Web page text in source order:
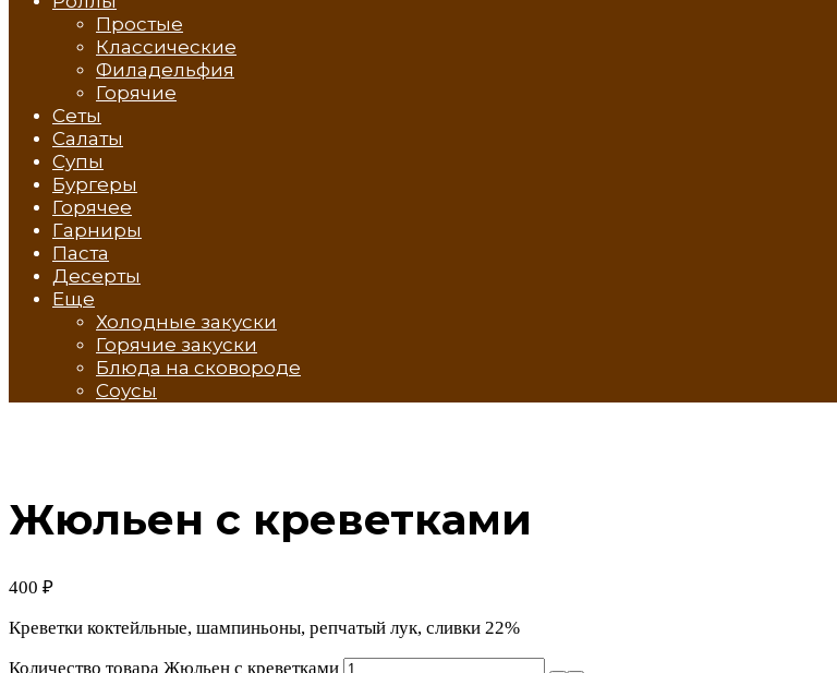
Простые
Классические
Филадельфия
Горячие
Сеты
Салаты
Супы
Бургеры
Горячее
Гарниры
Паста
Десерты
Еще
Холодные закуски
Горячие закуски
Блюда на сковороде
Соусы
Жюльен с креветками
400 ₽
Креветки коктейльные, шампиньоны, репчатый лук, сливки 22%
Количество товара Жюльен с креветками